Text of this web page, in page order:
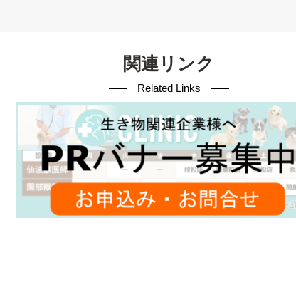
関連リンク
Related Links